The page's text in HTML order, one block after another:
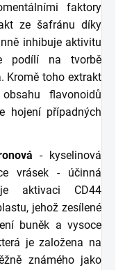
faktory
ze šafránu díky
inhibuje aktivitu
podílí na tvorbě
Kromě toho extrakt
flavonoidů
hojení případných
- kyselinová
vrásek - účinná
aktivaci CD44
jehož zesílené
buněk a vysoce
je založena na
známého jako